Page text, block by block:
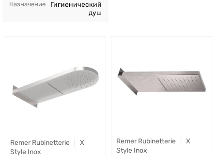
Назначение
Гигиенический
душ
Remer Rubinetterie
X
Style Inox
Remer Rubinetterie
X
Style Inox